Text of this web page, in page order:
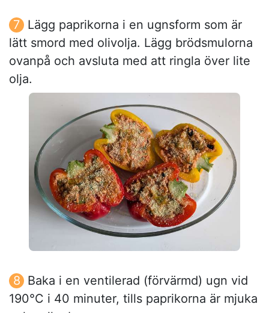
Lägg paprikorna i en ugnsform som är
lätt smord med olivolja. Lägg brödsmulorna
ovanpå och avsluta med att ringla över lite
olja.
Baka i en ventilerad (förvärmd) ugn vid
190°C i 40 minuter, tills paprikorna är mjuka